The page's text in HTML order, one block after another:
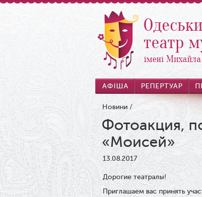
театр
імені
АФІША РЕПЕРТУАР
Новини /
Фотоакция,
«Моисей»
13.08.2017
Дорогие театралы!
Приглашаем вас принять